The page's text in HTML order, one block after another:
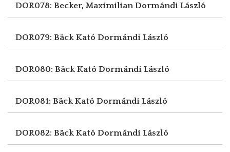
DOR078: Becker, MaximilianDormándi László
DOR079: Bäck Kató Dormándi László
DOR080: Bäck Kató Dormándi László
DOR081: Bäck Kató Dormándi László
DOR082: Bäck Kató Dormándi László